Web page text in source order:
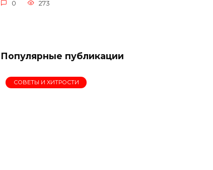
0 273
Популярные публикации
СОВЕТЫ И ХИТРОСТИ